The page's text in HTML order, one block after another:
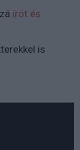
írót és
is